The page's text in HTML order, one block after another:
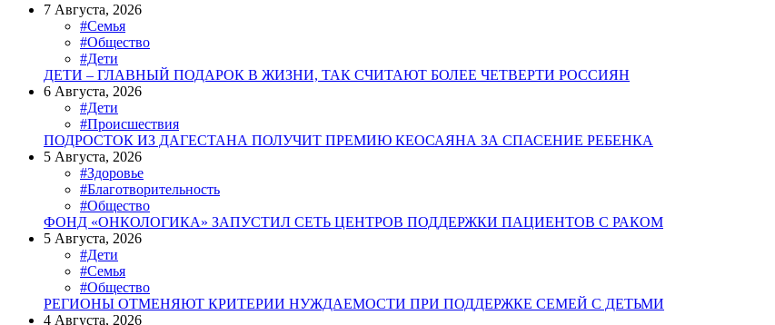
7 Августа, 2026
#Семья
#Общество
#Дети
ДЕТИ – ГЛАВНЫЙ ПОДАРОК В ЖИЗНИ, ТАК СЧИТАЮТ БОЛЕЕ ЧЕТВЕРТИ РОССИЯН
6 Августа, 2026
#Дети
#Происшествия
ПОДРОСТОК ИЗ ДАГЕСТАНА ПОЛУЧИТ ПРЕМИЮ КЕОСАЯНА ЗА СПАСЕНИЕ РЕБЕНКА
5 Августа, 2026
#Здоровье
#Благотворительность
#Общество
ФОНД «ОНКОЛОГИКА» ЗАПУСТИЛ СЕТЬ ЦЕНТРОВ ПОДДЕРЖКИ ПАЦИЕНТОВ С РАКОМ
5 Августа, 2026
#Дети
#Семья
#Общество
РЕГИОНЫ ОТМЕНЯЮТ КРИТЕРИИ НУЖДАЕМОСТИ ПРИ ПОДДЕРЖКЕ СЕМЕЙ С ДЕТЬМИ
4 Августа, 2026